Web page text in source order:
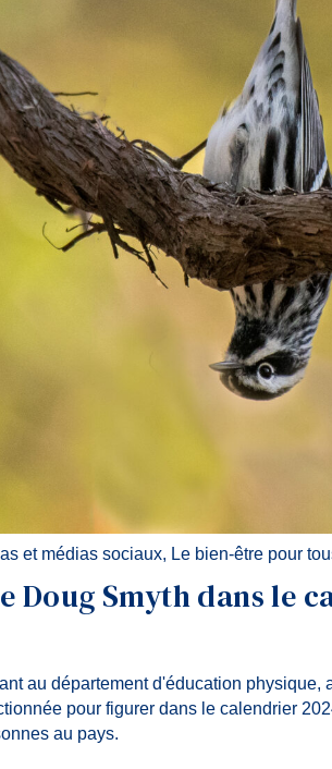
et médias sociaux, Le bien-être pour
Doug Smyth dans le
au département d'éducation physique,
pour figurer dans le calendrier
au pays.